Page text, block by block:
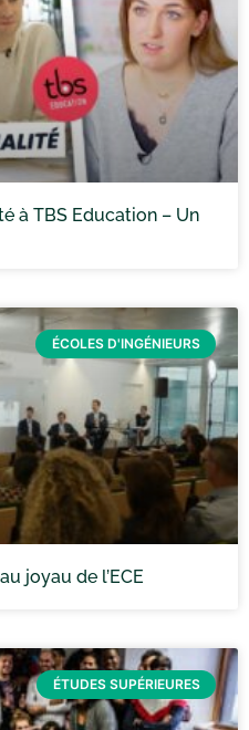
à TBS Education – Un
ÉCOLES D'INGÉNIEURS
joyau de l’ECE
ÉTUDES SUPÉRIEURES